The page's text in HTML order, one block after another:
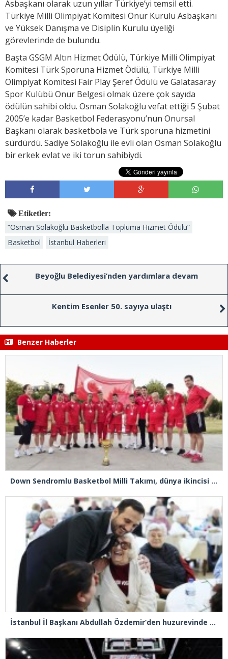
Asbaşkanı olarak uzun yıllar Türkiye’yi temsil etti.
Türkiye Milli Olimpiyat Komitesi Onur Kurulu Asbaşkanı
ve Yüksek Danışma ve Disiplin Kurulu üyeliği
görevlerinde de bulundu.
Başta GSGM Altın Hizmet Ödülü, Türkiye Milli Olimpiyat
Komitesi Türk Sporuna Hizmet Ödülü, Türkiye Milli
Olimpiyat Komitesi Fair Play Şeref Ödülü ve Galatasaray
Spor Kulübü Onur Belgesi olmak üzere çok sayıda
ödülün sahibi oldu. Osman Solakoğlu vefat ettiği 5 Şubat
2005’e kadar Basketbol Federasyonu’nun Onursal
Başkanı olarak basketbola ve Türk sporuna hizmetini
sürdürdü. Sadiye Solakoğlu ile evli olan Osman Solakoğlu
bir erkek evlat ve iki torun sahibiydi.
Etiketler:
“Osman Solakoğlu Basketbolla Topluma Hizmet Ödülü“
Basketbol
İstanbul Haberleri
Beyoğlu Belediyesi’nden yardımlara devam
Kentim Esenler 50. sayıya ulaştı
Benzer Haberler
Down Sendromlu Basketbol Milli Takımı, dünya ikincisi oldu
İstanbul İl Başkanı Abdullah Özdemir’den huzurevinde duygulandıran buluşma